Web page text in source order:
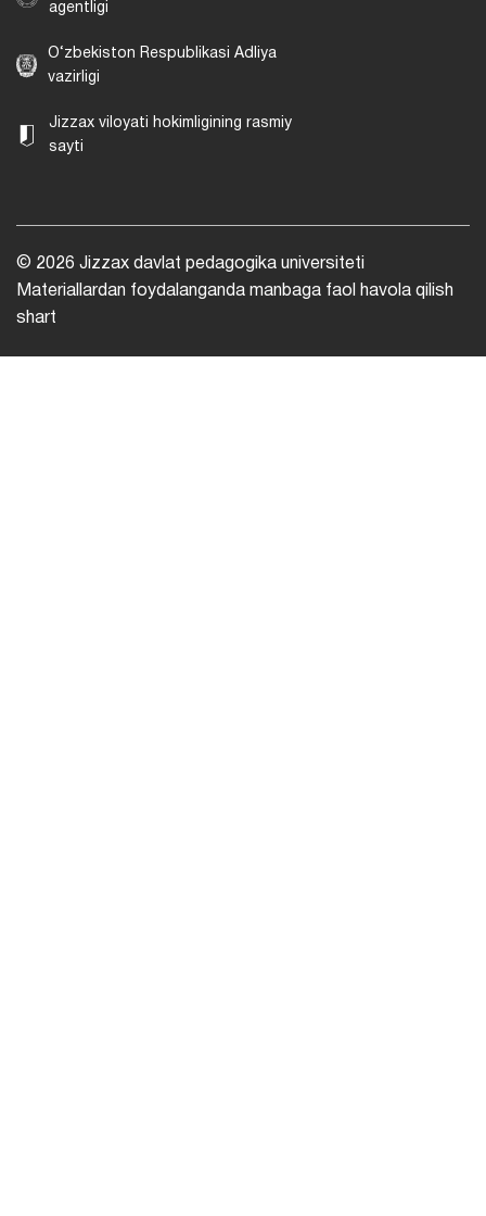
agentligi
O‘zbekiston Respublikasi Adliya
vazirligi
Jizzax viloyati hokimligining rasmiy
sayti
© 2026 Jizzax davlat pedagogika universiteti
Materiallardan foydalanganda manbaga faol havola qilish
shart